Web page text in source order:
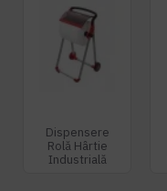
Dispensere
Rolă Hârtie
Industrială